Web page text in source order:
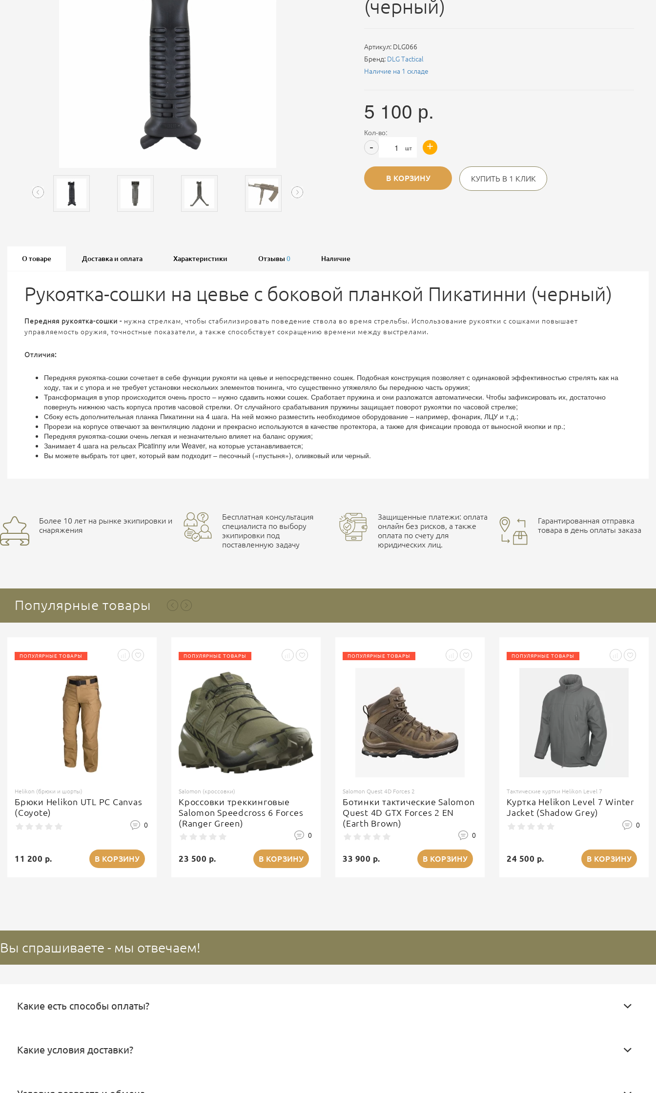
(черный)
Артикул: DLG066
Бренд: DLG Tactical
Наличие на 1 складе
5 100 р.
Кол-во:
шт +
-
В КОРЗИНУ КУПИТЬ В 1 КЛИК
О товаре Доставка и оплата Характеристики Отзывы 0 Наличие
Рукоятка-сошки на цевье с боковой планкой Пикатинни (черный)
Передняя рукоятка-сошки - нужна стрелкам, чтобы стабилизировать поведение ствола во время стрельбы. Использование рукоятки с сошками повышает
управляемость оружия, точностные показатели, а также способствует сокращению времени между выстрелами.
Отличия:
Передняя рукоятка-сошки сочетает в себе функции рукояти на цевье и непосредственно сошек. Подобная конструкция позволяет с одинаковой эффективностью стрелять как на
ходу, так и с упора и не требует установки нескольких элементов тюнинга, что существенно утяжеляло бы переднюю часть оружия;
Трансформация в упор происходится очень просто – нужно сдавить ножки сошек. Сработает пружина и они разложатся автоматически. Чтобы зафиксировать их, достаточно
повернуть нижнюю часть корпуса против часовой стрелки. От случайного срабатывания пружины защищает поворот рукоятки по часовой стрелке;
Сбоку есть дополнительная планка Пикатинни на 4 шага. На ней можно разместить необходимое оборудование – например, фонарик, ЛЦУ и т.д.;
Прорези на корпусе отвечают за вентиляцию ладони и прекрасно используются в качестве протектора, а также для фиксации провода от выносной кнопки и пр.;
Передняя рукоятка-сошки очень легкая и незначительно влияет на баланс оружия;
Занимает 4 шага на рельсах Picatinny или Weaver, на которые устанавливается;
Вы можете выбрать тот цвет, который вам подходит – песочный («пустыня»), оливковый или черный.
Более 10 лет на рынке экипировки и
снаряжения
Бесплатная консультация
специалиста по выбору
экипировки под
поставленную задачу
Защищенные платежи: оплата
онлайн без рисков, а также
оплата по счету для
юридических лиц.
Гарантированная отправка
товара в день оплаты заказа
Популярные товары
ПОПУЛЯРНЫЕ ТОВАРЫ
Helikon (брюки и шорты)
Брюки Helikon UTL PC Canvas
(Coyote)
0
11 200 р. В КОРЗИНУ
ПОПУЛЯРНЫЕ ТОВАРЫ
Salomon (кроссовки)
Кроссовки треккинговые
Salomon Speedcross 6 Forces
(Ranger Green)
0
23 500 р. В КОРЗИНУ
ПОПУЛЯРНЫЕ ТОВАРЫ
Salomon Quest 4D Forces 2
Ботинки тактические Salomon
Quest 4D GTX Forces 2 EN
(Earth Brown)
0
33 900 р. В КОРЗИНУ
ПОПУЛЯРНЫЕ ТОВАРЫ
Тактические куртки Helikon Level 7
Куртка Helikon Level 7 Winter
Jacket (Shadow Grey)
0
24 500 р. В КОРЗИНУ
Вы спрашиваете - мы отвечаем!
Какие есть способы оплаты?
Какие условия доставки?